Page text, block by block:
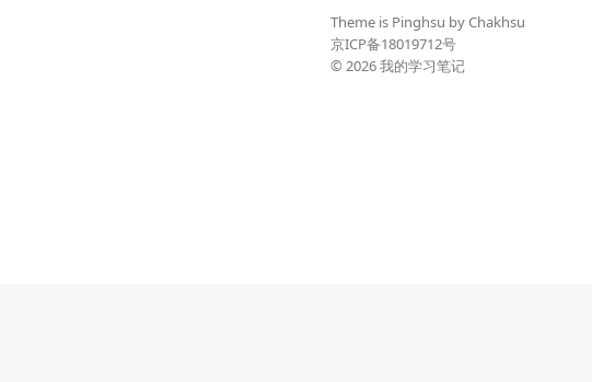
Theme is Pinghsu byChakhsu
京ICP备18019712号
© 2026我的学习笔记